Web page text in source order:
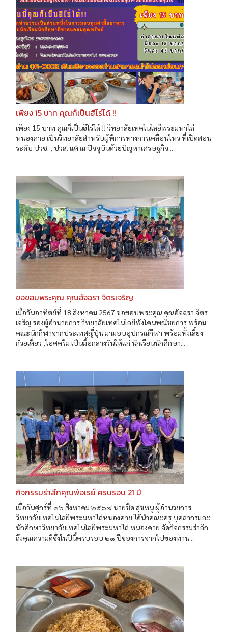
เพียง 15 บาท คุณก็เป็นฮีโร่ได้ !!
เพียง 15 บาท คุณก็เป็นฮีโร่ได้ !! วิทยาลัยเทคโนโลยีพระมหาไถ่
หนองคาย เป็นวิทยาลัยสำหรับผู้พิการทางการเคลื่อนไหว ที่เปิดสอน
ระดับ ปวช. , ปวส. แต่ ณ ปัจจุบันด้วยปัญหาเศรษฐกิจ...
ขอขอบพระคุณ คุณอัจฉรา จิตรเจริญ
เมื่อวันอาทิตย์ที่ 18 สิงหาคม 2567 ขอขอบพระคุณ คุณอัจฉรา จิตร
เจริญ รองผู้อำนวยการ วิทยาลัยเทคโนโลยีพังโคนพณิชยการ พร้อม
คณะนักกีฬาจากประเทศญี่ปุ่น มามอบอุปกรณ์กีฬา พร้อมทั้งเลี้ยง
ก๋วยเตี๋ยว ,ไอศครีม เป็นมื้อกลางวันให้แก่ นักเรียนนักศึกษา...
กิจกรรมรำลึกคุณพ่อเรย์ ครบรอบ 21 ปี
เมื่อวันศุกร์ที่ ๑๖ สิงหาคม ๒๕๖๗ นายชิด สุขหนู ผู้อำนวยการ
วิทยาลัยเทคโนโลยีพระมหาไถ่หนองคาย ได้นำคณะครู บุคลากรและ
นักศึกษาวิทยาลัยเทคโนโลยีพระมหาไถ่ หนองคาย จัดกิจกรรมรำลึก
ถึงคุณความดีซึ่งในปีนี้ครบรอบ ๒๑ ปีของการจากไปของท่าน...